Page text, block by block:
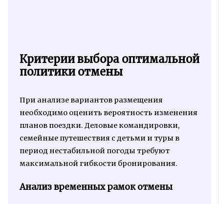
Критерии выбора оптимальной
политики отмены
При анализе вариантов размещения
необходимо оценить вероятность изменения
планов поездки. Деловые командировки,
семейные путешествия с детьми и туры в
период нестабильной погоды требуют
максимальной гибкости бронирования.
Анализ временных рамок отмены